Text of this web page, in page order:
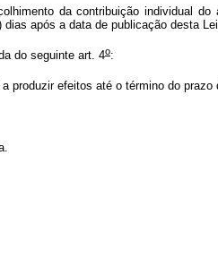
da contribuição individual
após a data de publicação desta Lei.
do seguinte art. 4o:
produzir efeitos até o término do prazo